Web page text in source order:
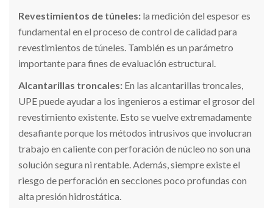
Revestimientos de túneles: la medición del espesor es
fundamental en el proceso de control de calidad para
revestimientos de túneles. También es un parámetro
importante para fines de evaluación estructural.
Alcantarillas troncales: En las alcantarillas troncales,
UPE puede ayudar a los ingenieros a estimar el grosor del
revestimiento existente. Esto se vuelve extremadamente
desafiante porque los métodos intrusivos que involucran
trabajo en caliente con perforación de núcleo no son una
solución segura ni rentable. Además, siempre existe el
riesgo de perforación en secciones poco profundas con
alta presión hidrostática.